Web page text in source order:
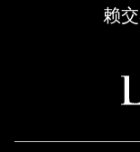
赖